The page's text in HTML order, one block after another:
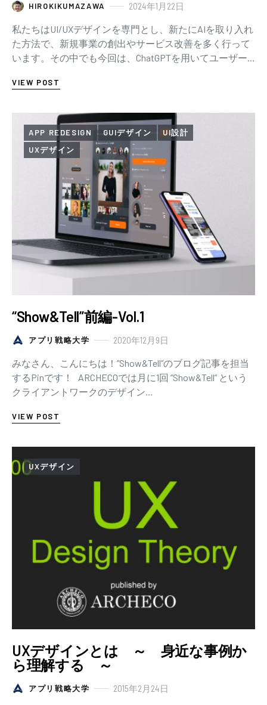
HIROKIKUMAZAWA 2024年1月22日
私たちはUI/UXデザインを専門とし、新たにAIを取り入れ
た方法で、新規事業の創出やサービス改善を多く行って
います。その中でも今回は、ChatGPTを用いてユーザー
VIEW POST
APP REDESIGN GUIデザイン
UI設計
UXデザイン
“Show&Tell”前編-Vol.1
アプリ戦略大学 2020年12月9日
みなさん、こんにちは！”Show&Tell”のブログ記事を担当
するPinです！ ARCHECOでは月に1回 “Show&Tell” という
クライアントワークのデザイン…
VIEW POST
UXデザイン
UXデザインとは ～ 身近な事例か
ら理解する ～
アプリ戦略大学 2015年2月24日